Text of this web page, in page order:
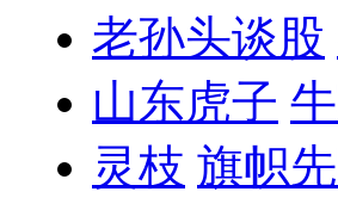
老孙头谈股
山东虎子
灵枝 旗帜